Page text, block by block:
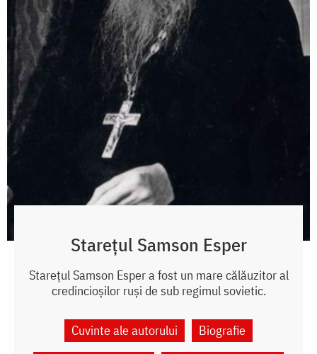
Starețul Samson Esper
Starețul Samson Esper a fost un mare călăuzitor al
credincioșilor ruși de sub regimul sovietic.
Cuvinte ale autorului
Biografie